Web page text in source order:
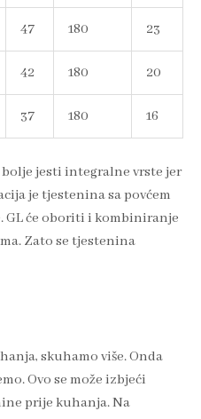
47 180 23
42 180 20
37 180 16
bolje jesti integralne vrste jer
je tjestenina sa povćem
GL će oboriti i kombiniranje
Zato se tjestenina
skuhamo više. Onda
Ovo se može izbjeći
prije kuhanja. Na